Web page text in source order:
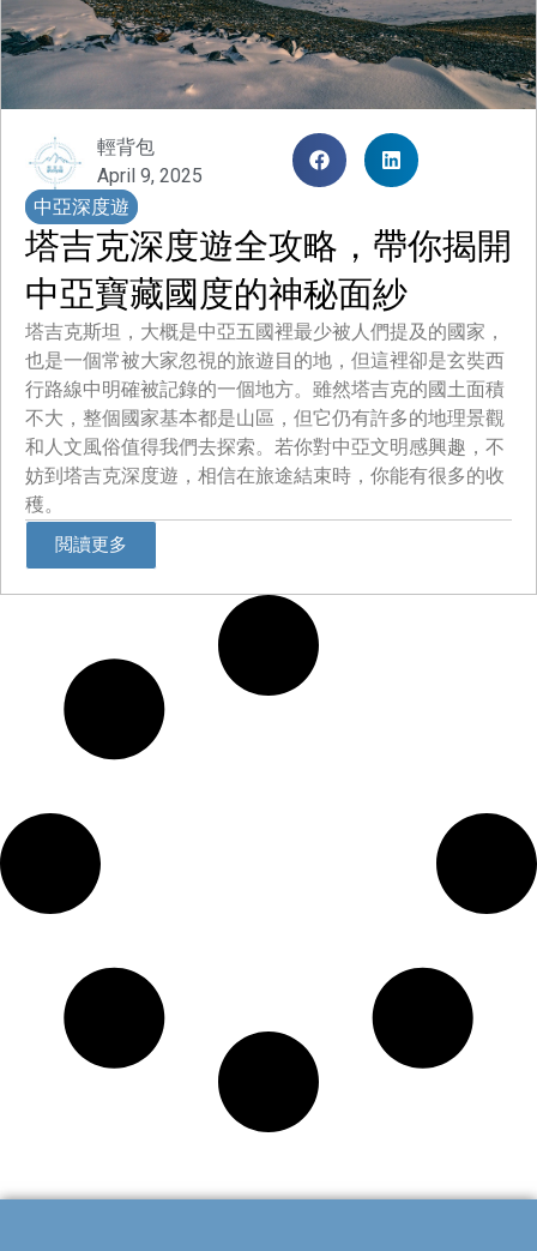
輕背包
April 9, 2025
中亞深度遊
塔吉克深度遊全攻略，帶你揭開
中亞寶藏國度的神秘面紗
塔吉克斯坦，大概是中亞五國裡最少被人們提及的國家，
也是一個常被大家忽視的旅遊目的地，但這裡卻是玄奘西
行路線中明確被記錄的一個地方。雖然塔吉克的國土面積
不大，整個國家基本都是山區，但它仍有許多的地理景觀
和人文風俗值得我們去探索。若你對中亞文明感興趣，不
妨到塔吉克深度遊，相信在旅途結束時，你能有很多的收
穫。
閲讀更多